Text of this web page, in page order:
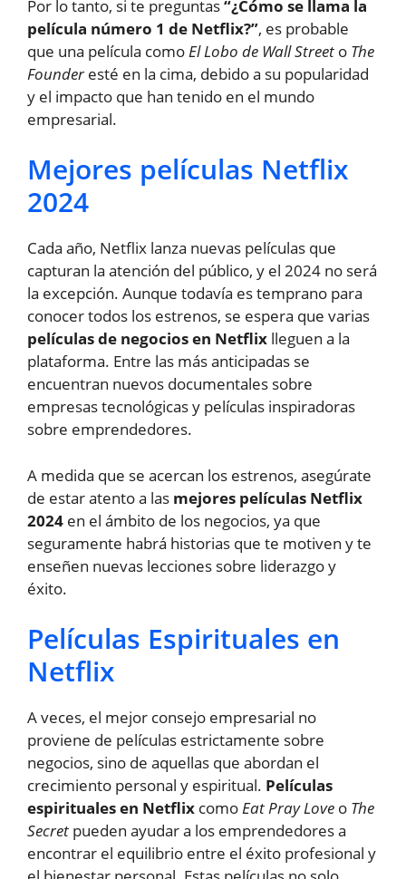
Por lo tanto, si te preguntas“¿Cómo se llama la
película número 1 de Netflix?”, es probable
que una película comoEl Lobo de Wall Street o The
Founderesté en la cima, debido a su popularidad
y el impacto que han tenido en el mundo
empresarial.
Mejores películas Netflix
2024
Cada año, Netflix lanza nuevas películas que
capturan la atención del público, y el 2024 no será
la excepción. Aunque todavía es temprano para
conocer todos los estrenos, se espera que varias
películas de negocios en Netflix lleguen a la
plataforma. Entre las más anticipadas se
encuentran nuevos documentales sobre
empresas tecnológicas y películas inspiradoras
sobre emprendedores.
A medida que se acercan los estrenos, asegúrate
de estar atento a las mejores películas Netflix
2024 en el ámbito de los negocios, ya que
seguramente habrá historias que te motiven y te
enseñen nuevas lecciones sobre liderazgo y
éxito.
Películas Espirituales en
Netflix
A veces, el mejor consejo empresarial no
proviene de películas estrictamente sobre
negocios, sino de aquellas que abordan el
crecimiento personal y espiritual. Películas
espirituales en Netflix comoEat Pray Love o The
Secret pueden ayudar a los emprendedores a
encontrar el equilibrio entre el éxito profesional y